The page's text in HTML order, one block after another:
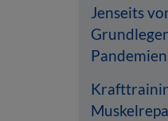
Jenseits